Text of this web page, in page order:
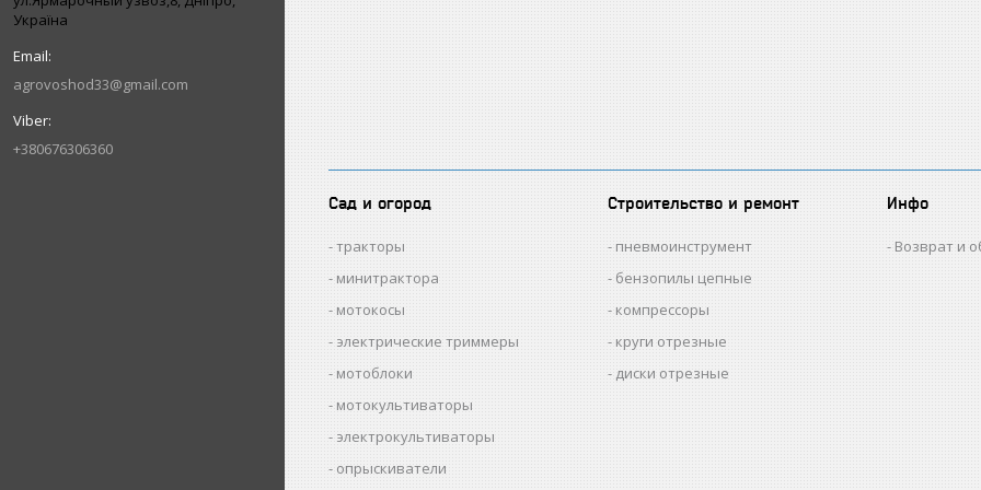
Україна
agrovoshod33@gmail.com
+380676306360
Сад и огород
тракторы
минитрактора
мотокосы
электрические триммеры
мотоблоки
мотокультиваторы
электрокультиваторы
опрыскиватели
Строительство и ремонт
пневмоинструмент
бензопилы цепные
компрессоры
круги отрезные
диски отрезные
Инфо
Возврат и